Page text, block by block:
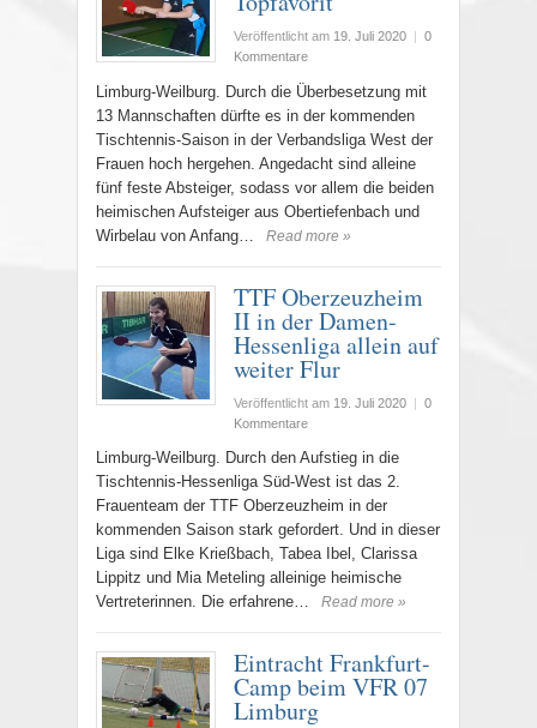
Veröffentlicht am 19. Juli 2020 | 0
Kommentare
Limburg-Weilburg. Durch die Überbesetzung mit
13 Mannschaften dürfte es in der kommenden
Tischtennis-Saison in der Verbandsliga West der
Frauen hoch hergehen. Angedacht sind alleine
fünf feste Absteiger, sodass vor allem die beiden
heimischen Aufsteiger aus Obertiefenbach und
Wirbelau von Anfang…
Read more »
TTF Oberzeuzheim
II in der Damen-
Hessenliga allein auf
weiter Flur
Veröffentlicht am 19. Juli 2020 | 0
Kommentare
Limburg-Weilburg. Durch den Aufstieg in die
Tischtennis-Hessenliga Süd-West ist das 2.
Frauenteam der TTF Oberzeuzheim in der
kommenden Saison stark gefordert. Und in dieser
Liga sind Elke Krießbach, Tabea Ibel, Clarissa
Lippitz und Mia Meteling alleinige heimische
Vertreterinnen. Die erfahrene…
Read more »
Eintracht Frankfurt-
Camp beim VFR 07
Limburg